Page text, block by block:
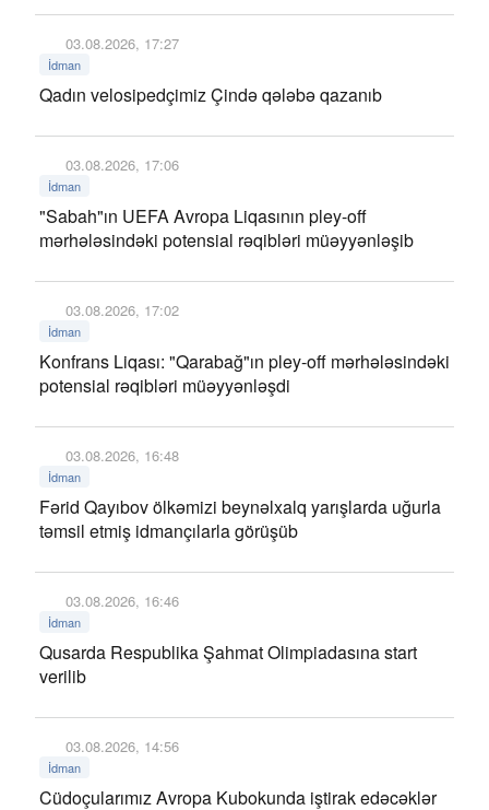
03.08.2026, 17:27
İdman
Qadın velosipedçimiz Çində qələbə qazanıb
03.08.2026, 17:06
İdman
"Sabah"ın UEFA Avropa Liqasının pley-off
mərhələsindəki potensial rəqibləri müəyyənləşib
03.08.2026, 17:02
İdman
Konfrans Liqası: "Qarabağ"ın pley-off mərhələsindəki
potensial rəqibləri müəyyənləşdi
03.08.2026, 16:48
İdman
Fərid Qayıbov ölkəmizi beynəlxalq yarışlarda uğurla
təmsil etmiş idmançılarla görüşüb
03.08.2026, 16:46
İdman
Qusarda Respublika Şahmat Olimpiadasına start
verilib
03.08.2026, 14:56
İdman
Cüdoçularımız Avropa Kubokunda iştirak edəcəklər